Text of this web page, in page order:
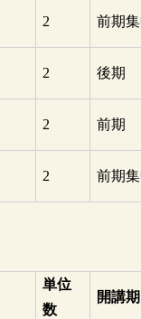
2 前期
2 後期
2 前期
2 前期
単位
数
開講期